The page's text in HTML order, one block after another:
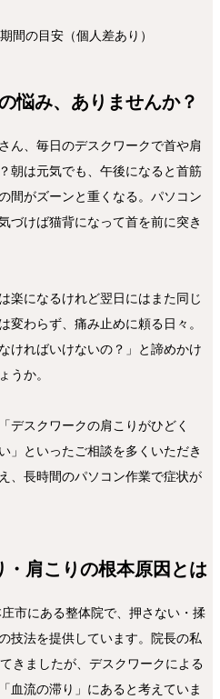
間の目安（個人差あり）
悩み、ありませんか？
ん、毎日のデスクワークで首や肩
朝は元気でも、午後になると首筋
間がズーンと重くなる。パソコン
づけば猫背になって首を前に突き
楽になるけれど翌日にはまた同じ
変わらず、痛み止めに頼る日々。
ければいけないの？」と諦めかけ
うか。
デスクワークの肩こりがひどく
」といったご相談を多くいただき
、長時間のパソコン作業で症状が
肩こりの根本原因とは
市にある整体院で、押さない・揉
技法を提供しています。院長の私
きましたが、デスクワークによる
血流の滞り」にあると考えていま